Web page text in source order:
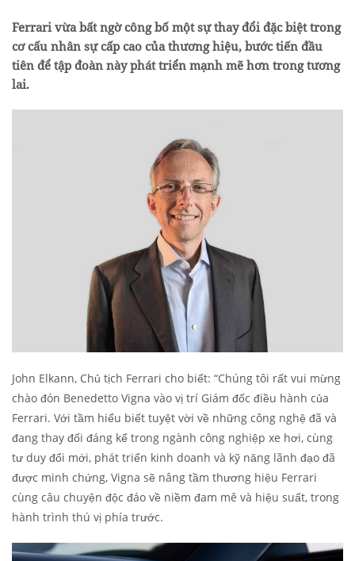
Ferrari vừa bất ngờ công bố một sự thay đổi đặc biệt trong
cơ cấu nhân sự cấp cao của thương hiệu, bước tiến đầu
tiên để tập đoàn này phát triển mạnh mẽ hơn trong tương
lai.
John Elkann, Chủ tịch Ferrari cho biết: “Chúng tôi rất vui mừng
chào đón Benedetto Vigna vào vị trí Giám đốc điều hành của
Ferrari. Với tầm hiểu biết tuyệt vời về những công nghệ đã và
đang thay đổi đáng kể trong ngành công nghiệp xe hơi, cùng
tư duy đổi mới, phát triển kinh doanh và kỹ năng lãnh đạo đã
được minh chứng, Vigna sẽ nâng tầm thương hiệu Ferrari
cùng câu chuyện độc đáo về niềm đam mê và hiệu suất, trong
hành trình thú vị phía trước.